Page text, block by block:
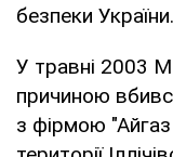
безпеки України.
У травні 2003
причиною
з фірмою